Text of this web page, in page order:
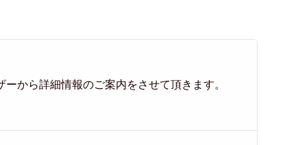
から詳細情報のご案内をさせて頂きます。